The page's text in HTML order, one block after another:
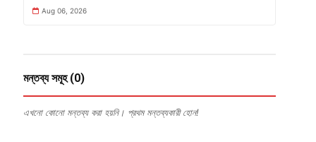
Aug 06, 2026
মন্তব্য সমূহ (0)
এখনো কোনো মন্তব্য করা হয়নি। প্রথম মন্তব্যকারী হোন!